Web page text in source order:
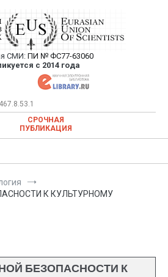
Союз Ученых —
научных статей в
научном журнале
СМИ: ПИ № ФС77-63060
с 2014 года
— публикация научных статей в
научном журнале
СРОЧНАЯ
ПУБЛИКАЦИЯ
К КУЛЬТУРНОМУ
БЕЗОПАСНОСТИ К